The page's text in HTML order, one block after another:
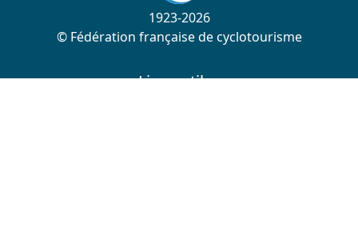
1923-2026
© Fédération française de cyclotourisme
Liens utiles